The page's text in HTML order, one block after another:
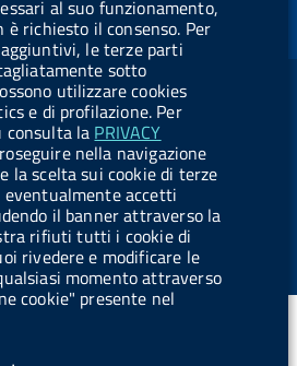
al suo funzionamento,
è richiesto il consenso. Per
le terze parti
sotto
utilizzare cookies
e di profilazione. Per
consulta la PRIVACY
nella navigazione
la scelta sui cookie di terze
accetti
il banner attraverso la
rifiuti tutti i cookie di
rivedere e modificare le
momento attraverso
cookie" presente nel
d
i
n